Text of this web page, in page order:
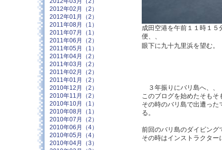
成田空港を午前１１時１
便、、
眼下に九十九里浜を望む
３年振りにバリ島へ、、
このブログを始めたそもそ
その時のバリ島で出遭っ
る。
前回のバリ島のダイビング
その時はインストラクタ
2012年02月（2）
2012年01月（2）
2011年08月（1）
2011年07月（1）
2011年06月（2）
2011年05月（1）
2011年04月（2）
2011年03月（2）
2011年02月（2）
2011年01月（2）
2010年12月（2）
2010年11月（2）
2010年10月（1）
2010年08月（1）
2010年07月（2）
2010年06月（4）
2010年05月（4）
2010年04月（3）